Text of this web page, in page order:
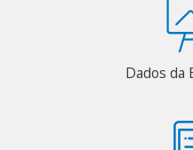
Dados da